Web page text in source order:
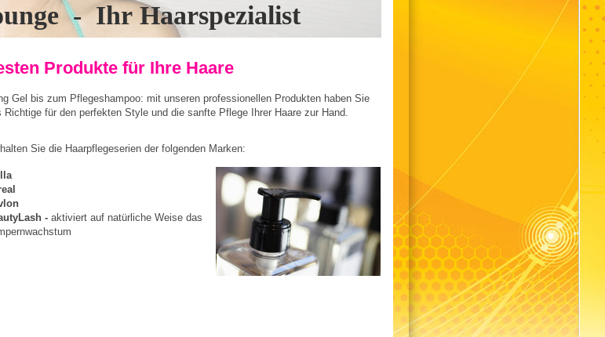
- Ihr Haarspezialist
Produkte für Ihre Haare
Gel bis zum Pflegeshampoo: mit unseren professionellen Produkten haben Sie
Richtige für den perfekten Style und die sanfte Pflege Ihrer Haare zur Hand.
Sie die Haarpflegeserien der folgenden Marken:
- aktiviert auf natürliche Weise das